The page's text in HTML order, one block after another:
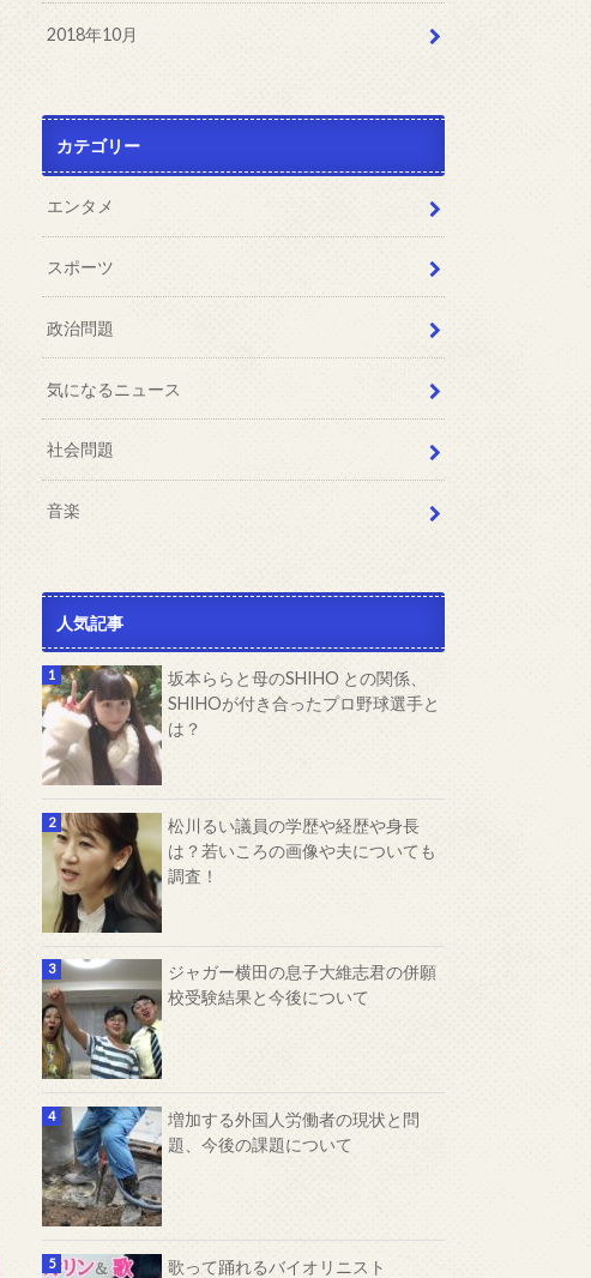
2018年10月
カテゴリー
エンタメ
スポーツ
政治問題
気になるニュース
社会問題
音楽
人気記事
坂本ららと母のSHIHO との関係、
SHIHOが付き合ったプロ野球選手と
は？
松川るい議員の学歴や経歴や身長
は？若いころの画像や夫についても
調査！
ジャガー横田の息子大維志君の併願
校受験結果と今後について
増加する外国人労働者の現状と問
題、今後の課題について
歌って踊れるバイオリニスト